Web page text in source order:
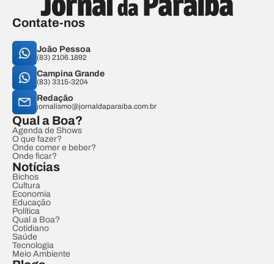
Contate-nos
João Pessoa
(83) 2106.1892
Campina Grande
(83) 3315-3204
Redação
jornalismo@jornaldaparaiba.com.br
Qual a Boa?
Agenda de Shows
O que fazer?
Onde comer e beber?
Onde ficar?
Notícias
Bichos
Cultura
Economia
Educação
Política
Qual a Boa?
Cotidiano
Saúde
Tecnologia
Meio Ambiente